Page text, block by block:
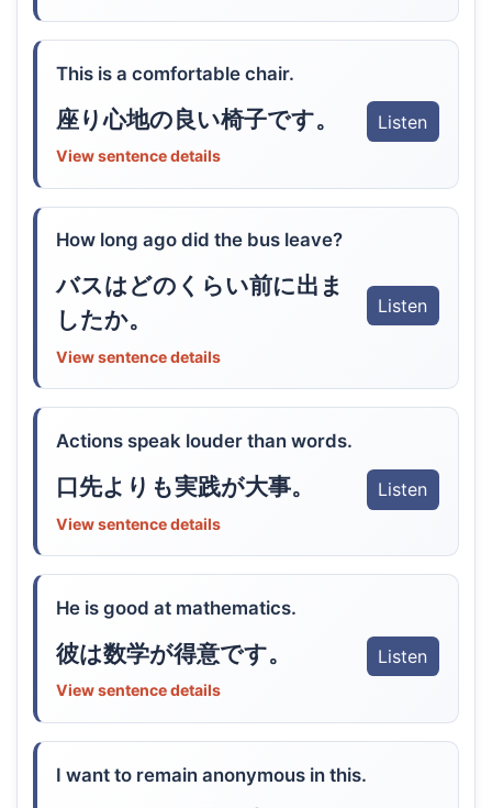
This is a comfortable chair.
座り心地の良い椅子です。 Listen
View sentence details
How long ago did the bus leave?
バスはどのくらい前に出ま
したか。
Listen
View sentence details
Actions speak louder than words.
口先よりも実践が大事。 Listen
View sentence details
He is good at mathematics.
彼は数学が得意です。 Listen
View sentence details
I want to remain anonymous in this.